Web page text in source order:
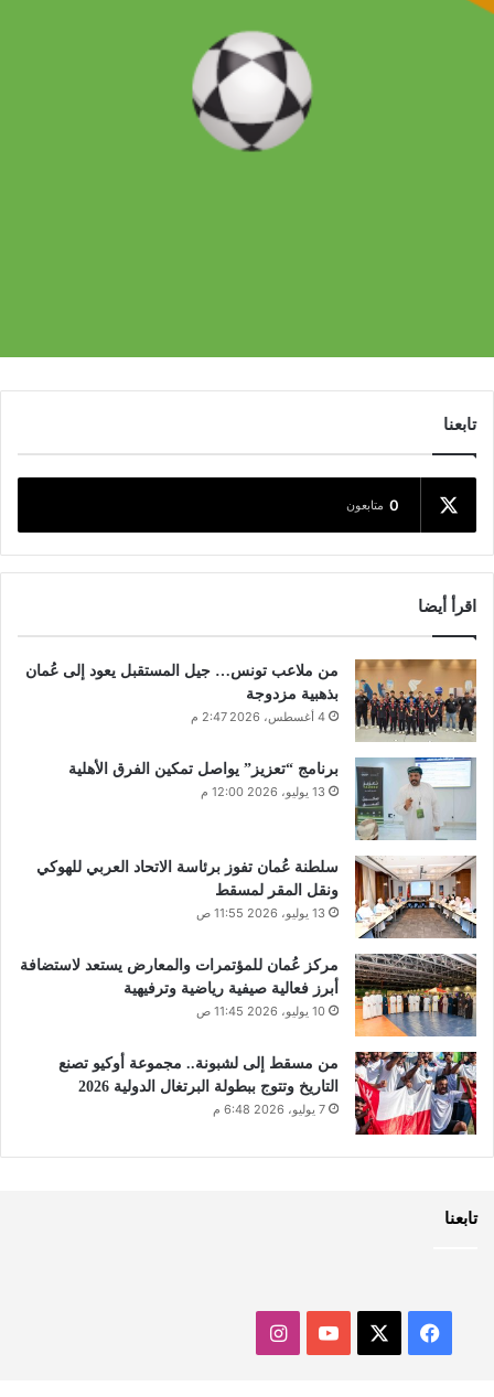
تابعنا
0 متابعون
اقرأ أيضا
من ملاعب تونس… جيل المستقبل يعود إلى عُمان
بذهبية مزدوجة
4 أغسطس، 2026 2:47 م
برنامج “تعزيز” يواصل تمكين الفرق الأهلية
13 يوليو، 2026 12:00 م
سلطنة عُمان تفوز برئاسة الاتحاد العربي للهوكي
ونقل المقر لمسقط
13 يوليو، 2026 11:55 ص
مركز عُمان للمؤتمرات والمعارض يستعد لاستضافة
أبرز فعالية صيفية رياضية وترفيهية
10 يوليو، 2026 11:45 ص
من مسقط إلى لشبونة.. مجموعة أوكيو تصنع
التاريخ وتتوج ببطولة البرتغال الدولية 2026
7 يوليو، 2026 6:48 م
تابعنا
فيسبوك ‫YouTubeانستقرام